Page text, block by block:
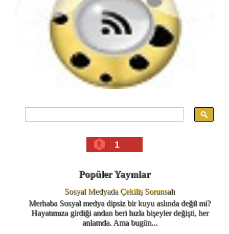
1
Popüler Yayınlar
Sosyal Medyada Çekiliş Sorunsalı
Merhaba Sosyal medya dipsiz bir kuyu aslında değil mi?
Hayatımıza girdiği andan beri hızla bişeyler değişti, her
anlamda. Ama bugün...